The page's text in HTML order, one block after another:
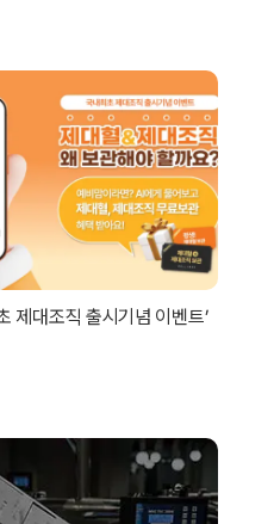
제대조직 출시기념 이벤트’